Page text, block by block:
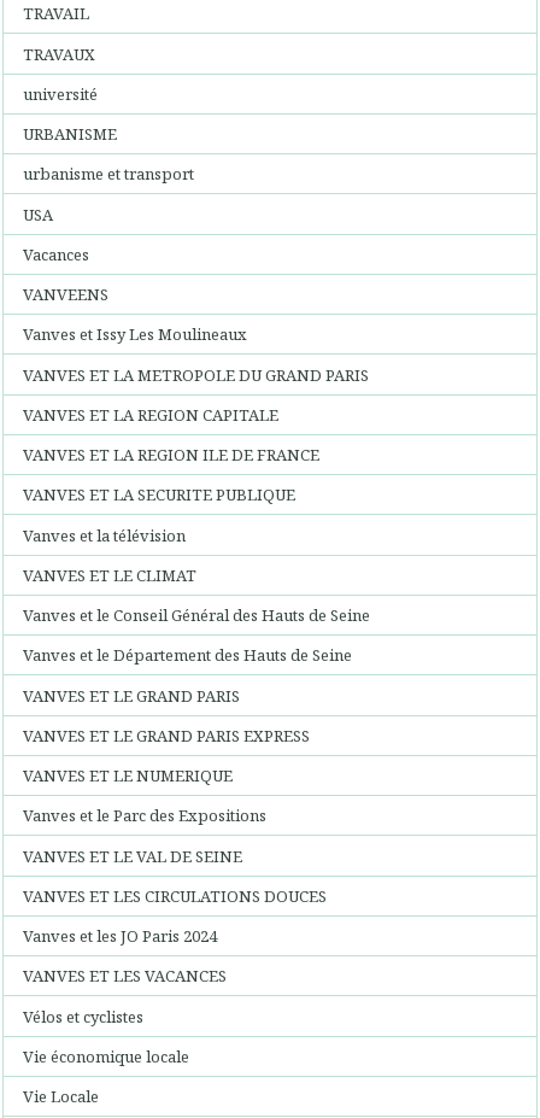
TRAVAIL
TRAVAUX
université
URBANISME
urbanisme et transport
USA
Vacances
VANVEENS
Vanves et Issy Les Moulineaux
VANVES ET LA METROPOLE DU GRAND PARIS
VANVES ET LA REGION CAPITALE
VANVES ET LA REGION ILE DE FRANCE
VANVES ET LA SECURITE PUBLIQUE
Vanves et la télévision
VANVES ET LE CLIMAT
Vanves et le Conseil Général des Hauts de Seine
Vanves et le Département des Hauts de Seine
VANVES ET LE GRAND PARIS
VANVES ET LE GRAND PARIS EXPRESS
VANVES ET LE NUMERIQUE
Vanves et le Parc des Expositions
VANVES ET LE VAL DE SEINE
VANVES ET LES CIRCULATIONS DOUCES
Vanves et les JO Paris 2024
VANVES ET LES VACANCES
Vélos et cyclistes
Vie économique locale
Vie Locale